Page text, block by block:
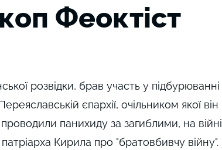
Феоктіст
розвідки, брав участь у підбурюванні
єпархії, очільником якої він
панихиду за загиблими, на війні
Кирила про "братовбивчу війну".